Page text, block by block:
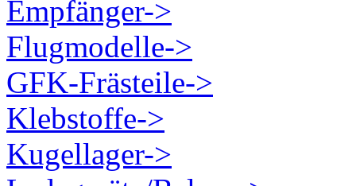
Empfänger->
Flugmodelle->
GFK-Frästeile->
Klebstoffe->
Kugellager->